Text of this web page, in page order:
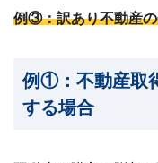
例③：訳あり不動産
例①：不動産取
する場合